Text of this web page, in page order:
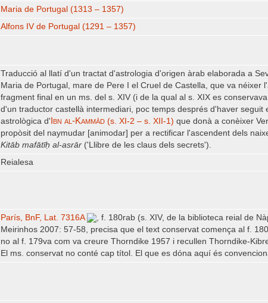
Maria de Portugal (1313 – 1357)
Alfons IV de Portugal (1291 – 1357)
Traducció al llatí d'un tractat d'astrologia d'origen àrab elaborada a
Maria de Portugal, mare de Pere I el Cruel de Castella, que va néixer
fragment final en un ms. del s. XIV (i de la qual al s. XIX es
d'un traductor castellà intermediari, poc temps després d'haver
astrològica d'Ibn al-Kammād (s. XI-2 – s. XII-1) que donà a conèixer
propòsit del naymudar [animodar] per a rectificar l'ascendent dels
Kitāb mafātīḥ al-asrār ('Llibre de les claus dels secrets').
Reialesa
París, BnF, Lat. 7316A
, f. 180rab (s. XIV, de la biblioteca reial de
Meirinhos 2007: 57-58, precisa que el text conservat comença al f.
no al f. 179va com va creure Thorndike 1957 i recullen Thorndike-
El ms. conservat no conté cap títol. El que es dóna aquí és